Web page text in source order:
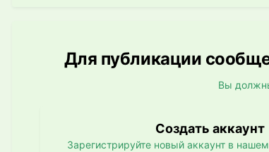
Для публикации
Вы
Создать аккаунт
Зарегистрируйте новый аккаунт в